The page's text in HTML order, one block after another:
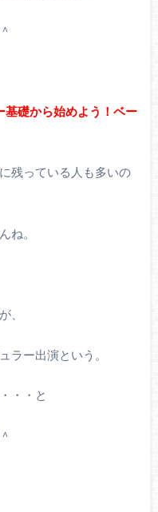
礎から始めよう！ベー
残っている人も多いの
ね。
、
ラー出演という。
・・と